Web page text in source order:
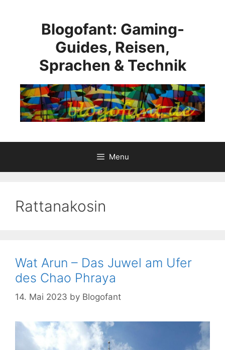
Blogofant: Gaming-
Guides, Reisen,
Sprachen & Technik
Menu
Rattanakosin
Wat Arun – Das Juwel am Ufer
des Chao Phraya
14. Mai 2023 by Blogofant